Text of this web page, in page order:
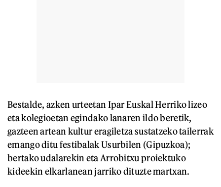
Bestalde, azken urteetan Ipar Euskal Herriko lizeo
eta kolegioetan egindako lanaren ildo beretik,
gazteen artean kultur eragiletza sustatzeko tailerrak
emango ditu festibalak Usurbilen (Gipuzkoa);
bertako udalarekin eta Arrobitxu proiektuko
kideekin elkarlanean jarriko dituzte martxan.